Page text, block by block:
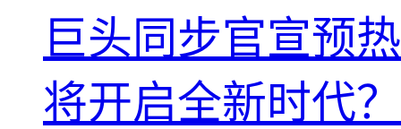
巨头同步官宣预
将开启全新时代